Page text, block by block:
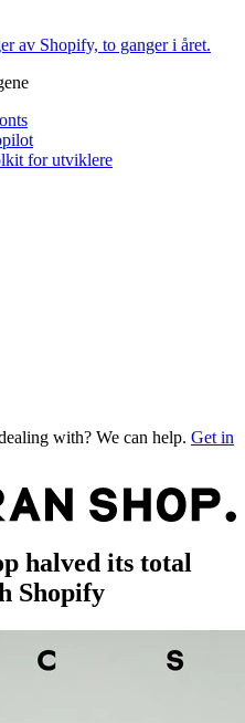
av Shopify, to ganger i året.
for utviklere
with? We can help. Get in
halved its total
Shopify